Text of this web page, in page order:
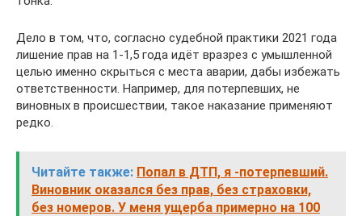
Дело в том, что, согласно судебной практики 2021 года
лишение прав на 1-1,5 года идёт вразрез с умышленной
целью именно скрыться с места аварии, дабы избежать
ответственности. Например, для потерпевших, не
виновных в происшествии, такое наказание применяют
редко.
Читайте также: Попал в ДТП, я -потерпевший.
Виновник оказался без прав, без страховки,
без номеров. У меня ущерба примерно на 100